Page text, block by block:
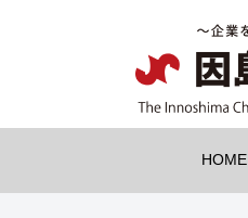
HOME